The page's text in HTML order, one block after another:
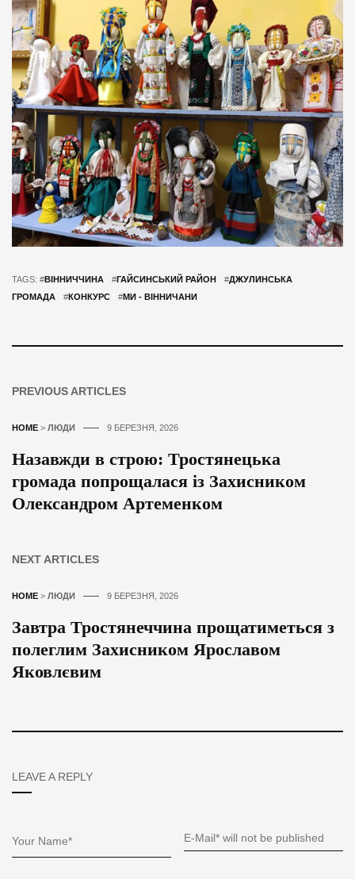
TAGS: #ВІННИЧЧИНА #ГАЙСИНСЬКИЙ РАЙОН #ДЖУЛИНСЬКА
ГРОМАДА
#КОНКУРС #МИ - ВІННИЧАНИ
PREVIOUS ARTICLES
HOME > ЛЮДИ 9 БЕРЕЗНЯ, 2026
Назавжди в строю: Тростянецька
громада попрощалася із Захисником
Олександром Артеменком
NEXT ARTICLES
HOME > ЛЮДИ 9 БЕРЕЗНЯ, 2026
Завтра Тростянеччина прощатиметься з
полеглим Захисником Ярославом
Яковлєвим
LEAVE A REPLY